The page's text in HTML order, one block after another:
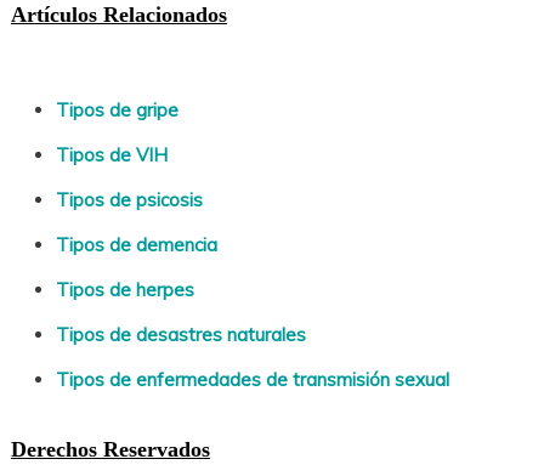
Artículos Relacionados
Tipos de gripe
Tipos de VIH
Tipos de psicosis
Tipos de demencia
Tipos de herpes
Tipos de desastres naturales
Tipos de enfermedades de transmisión sexual
Derechos Reservados